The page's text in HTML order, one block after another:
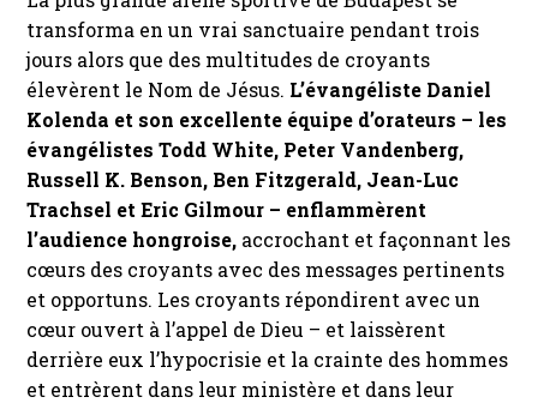
transforma en un vrai sanctuaire pendant trois
jours alors que des multitudes de croyants
élevèrent le Nom de Jésus. L’évangéliste Daniel
Kolenda et son excellente équipe d’orateurs – les
évangélistes Todd White, Peter Vandenberg,
Russell K. Benson, Ben Fitzgerald, Jean-Luc
Trachsel et Eric Gilmour – enflammèrent
l’audience hongroise, accrochant et façonnant les
cœurs des croyants avec des messages pertinents
et opportuns. Les croyants répondirent avec un
cœur ouvert à l’appel de Dieu – et laissèrent
derrière eux l’hypocrisie et la crainte des hommes
et entrèrent dans leur ministère et dans leur